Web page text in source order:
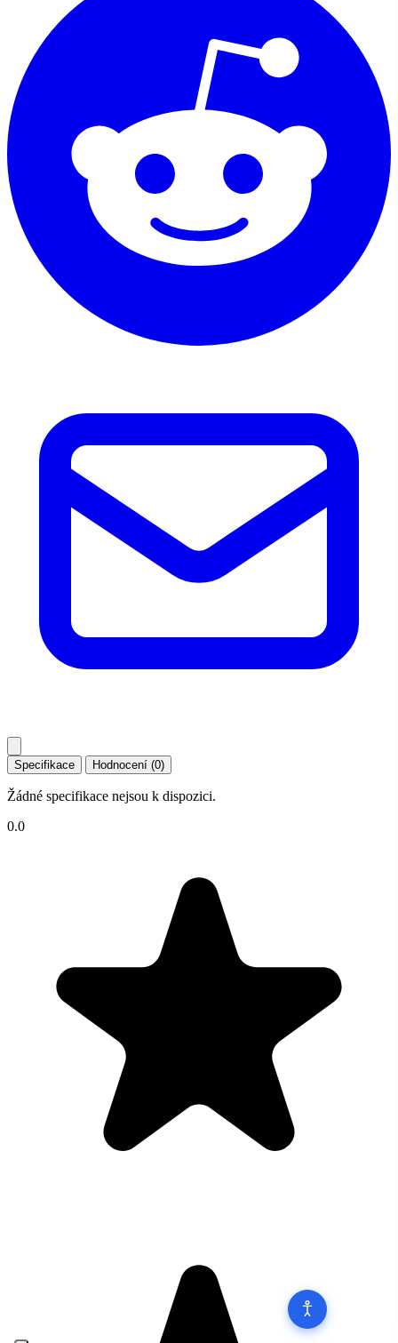
Specifikace Hodnocení (0)
Žádné specifikace nejsou k dispozici.
0.0